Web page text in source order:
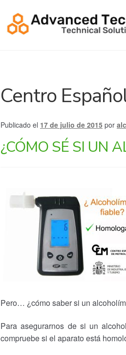
contenido
Centro
Publicado el 17 de julio de 2015 por
¿CÓMO SÉ SI UN
Pero… ¿cómo saber si un
Para asegurarnos de si un
compruebe si el aparato está